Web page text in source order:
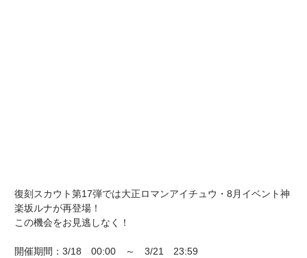
復刻スカウト第17弾では大正ロマンアイチュウ・8月イベント神
楽坂ルナが再登場！
この機会をお見逃しなく！
開催期間：3/18 00:00 ～ 3/21 23:59